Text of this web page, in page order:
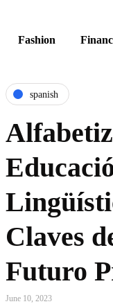
Fashion
spanish
Claves
Futuro
June 10, 2023